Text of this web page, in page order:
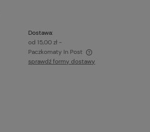
Dostawa:
od 15,00 zł -
Paczkomaty In Post
sprawdź formy dostawy